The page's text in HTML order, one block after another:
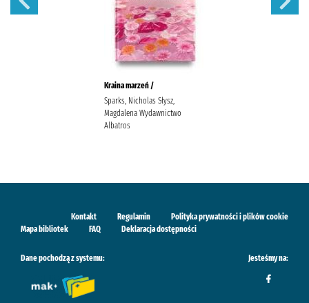
Kraina marzeń /
Sparks, Nicholas Słysz,
Magdalena Wydawnictwo
Albatros
Kontakt Regulamin
Polityka prywatności i plików cookie
Mapa bibliotek
FAQ Deklaracja dostępności
Dane pochodzą z systemu: Jesteśmy na: